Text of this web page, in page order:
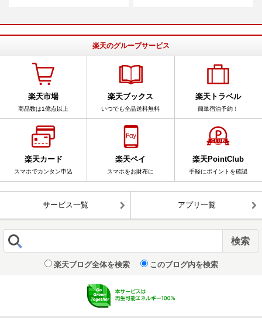
楽天のグループサービス
楽天市場
商品数は1億点以上
楽天ブックス
いつでも全品送料無料
楽天トラベル
簡単宿泊予約！
楽天カード
スマホでカンタン申込
楽天ペイ
スマホをお財布に
楽天PointClub
手軽にポイントを確認
サービス一覧 アプリ一覧
楽天ブログ全体を検索 このブログ内を検索